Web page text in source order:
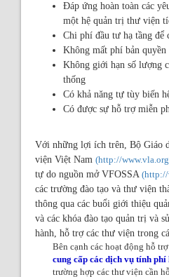
Đáp ứng hoàn toàn các
một hệ quản trị thư viện
Chi phí đầu tư hạ tầng để
Không mất phí bản quyền
Không giới hạn số lượng
thống
Có khả năng tự tùy biến
Có được sự hỗ trợ miễn
Với những lợi ích trên, Bộ Giáo
viện Việt Nam (http://
tự do nguồn mở VFOSSA (http://
các trường đào tạo và thư viện
thông qua các buổi giới thiệu
và các khóa đào tạo quản trị và
hành, hỗ trợ các thư viện trong
Bên cạnh các hoạt động hỗ
cung cấp các dịch vụ tính
trường hợp các thư viện cần